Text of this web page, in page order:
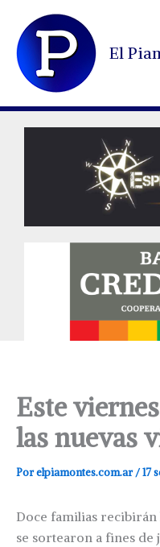
contenido
El
Este
las nuevas
Porelpiamontes.com.ar/17
Doce familias recibirán
se sortearon a fines de